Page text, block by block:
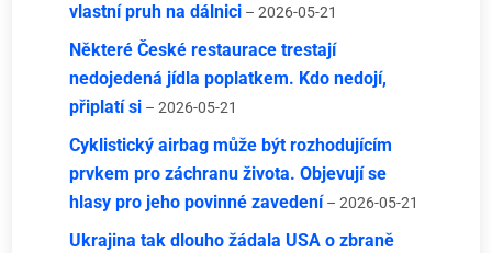
vlastní pruh na dálnici – 2026-05-21
Některé České restaurace trestají
nedojedená jídla poplatkem. Kdo nedojí,
připlatí si – 2026-05-21
Cyklistický airbag může být rozhodujícím
prvkem pro záchranu života. Objevují se
hlasy pro jeho povinné zavedení – 2026-05-21
Ukrajina tak dlouho žádala USA o zbraně